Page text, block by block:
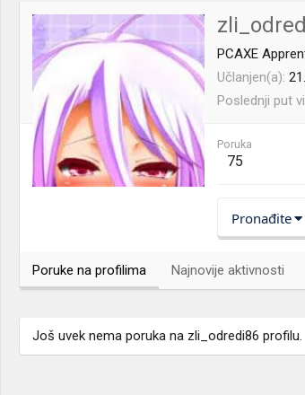
PCAXE
Učlanjen(a)
Poslednji put
Poruka
75
Pronađite
Poruke na profilima Najnovije aktivnosti
Još uvek nema poruka na zli_odredi86 profilu.